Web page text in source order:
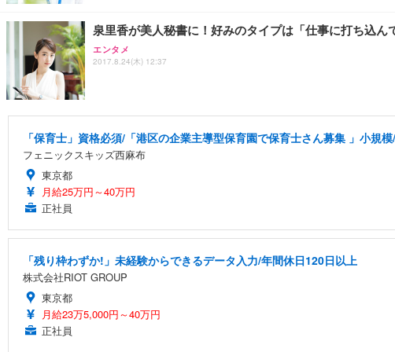
泉里香が美人秘書に！好みのタイプは「仕事に打ち込ん
エンタメ
2017.8.24(木) 12:37
「保育士」資格必須/「港区の企業主導型保育園で保育士さん募集 」小
フェニックスキッズ西麻布
東京都
月給25万円～40万円
正社員
「残り枠わずか!」未経験からできるデータ入力/年間休日120日以上
株式会社RIOT GROUP
東京都
月給23万5,000円～40万円
正社員